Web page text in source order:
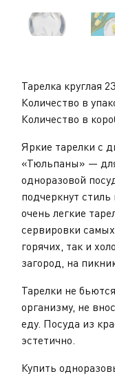
Тарелка круглая
Количество в
Количество в
Яркие тарелки с
«Тюльпаны» —
одноразовой
подчеркнут
очень легкие
сервировки
горячих, так и
загород, на
Тарелки не
организму, не
еду. Посуда из
эстетично.
Купить